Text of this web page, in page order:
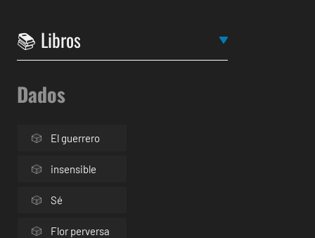
Dados
El guerrero
insensible
Sé
Flor perversa